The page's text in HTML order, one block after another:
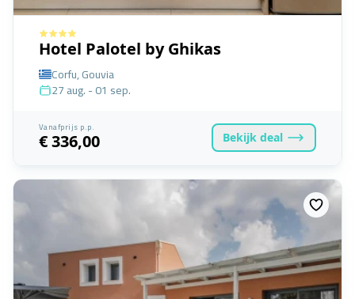
Hotel Palotel by Ghikas
Corfu, Gouvia
27 aug. - 01 sep.
Vanafprijs p.p.
€ 336,00 Bekijk deal